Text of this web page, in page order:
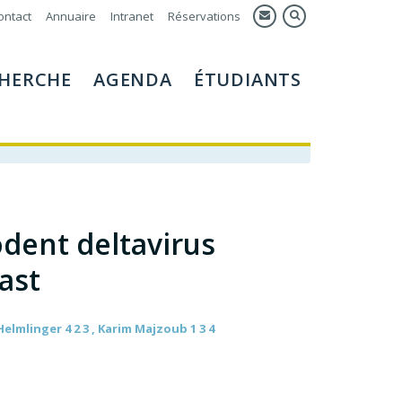
Annuaire Intranet Réservations
AGENDA ÉTUDIANTS
deltavirus
4 2 3 , Karim Majzoub 1 3 4